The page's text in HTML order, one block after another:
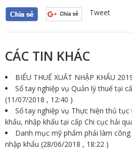
Tweet
CÁC TIN KHÁC
BIỂU THUẾ XUẤT NHẬP KHẨU
Sổ tay nghiệp vụ Quản lý thuế tại
(11/07/2018 , 12:40 )
Sổ tay nghiệp vụ Thực hiện thủ
khẩu, nhập khẩu tại cấp Chi cục hải
Danh mục mỹ phẩm phải làm
nhập khẩu (28/06/2018 , 18:22 )